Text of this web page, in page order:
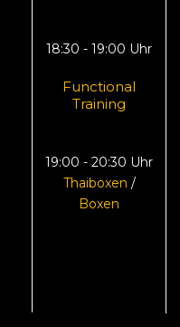
18:30 - 19:00 Uhr
Functional
Training
19:00 - 20:30 Uhr
Thaiboxen /
Boxen